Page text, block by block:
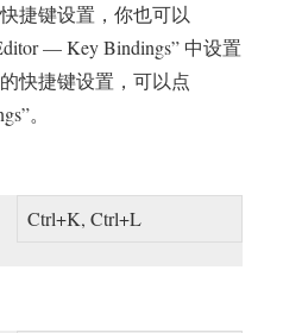
捷键设置，你也可以
— Key Bindings” 中设置
快捷键设置，可以点
。
Ctrl+K, Ctrl+L